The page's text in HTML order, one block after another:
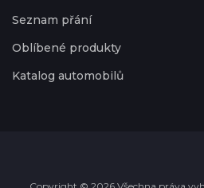
Seznam přání
Oblíbené produkty
Katalog automobilů